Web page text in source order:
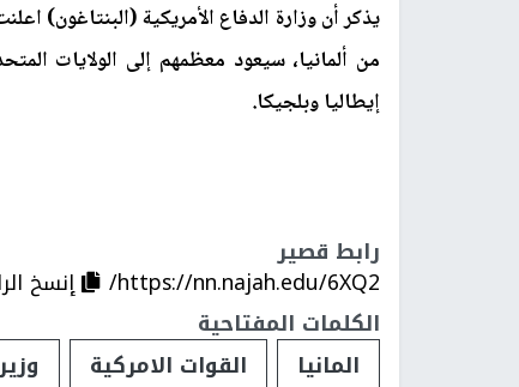
من ألمانيا، سيعود معظمهم إلى الولايات
إيطاليا وبلجيكا.
رابط قصير
https://nn.najah.edu/6XQ2/
إنسخ
الكلمات المفتاحية
المانيا
القوات الامركية